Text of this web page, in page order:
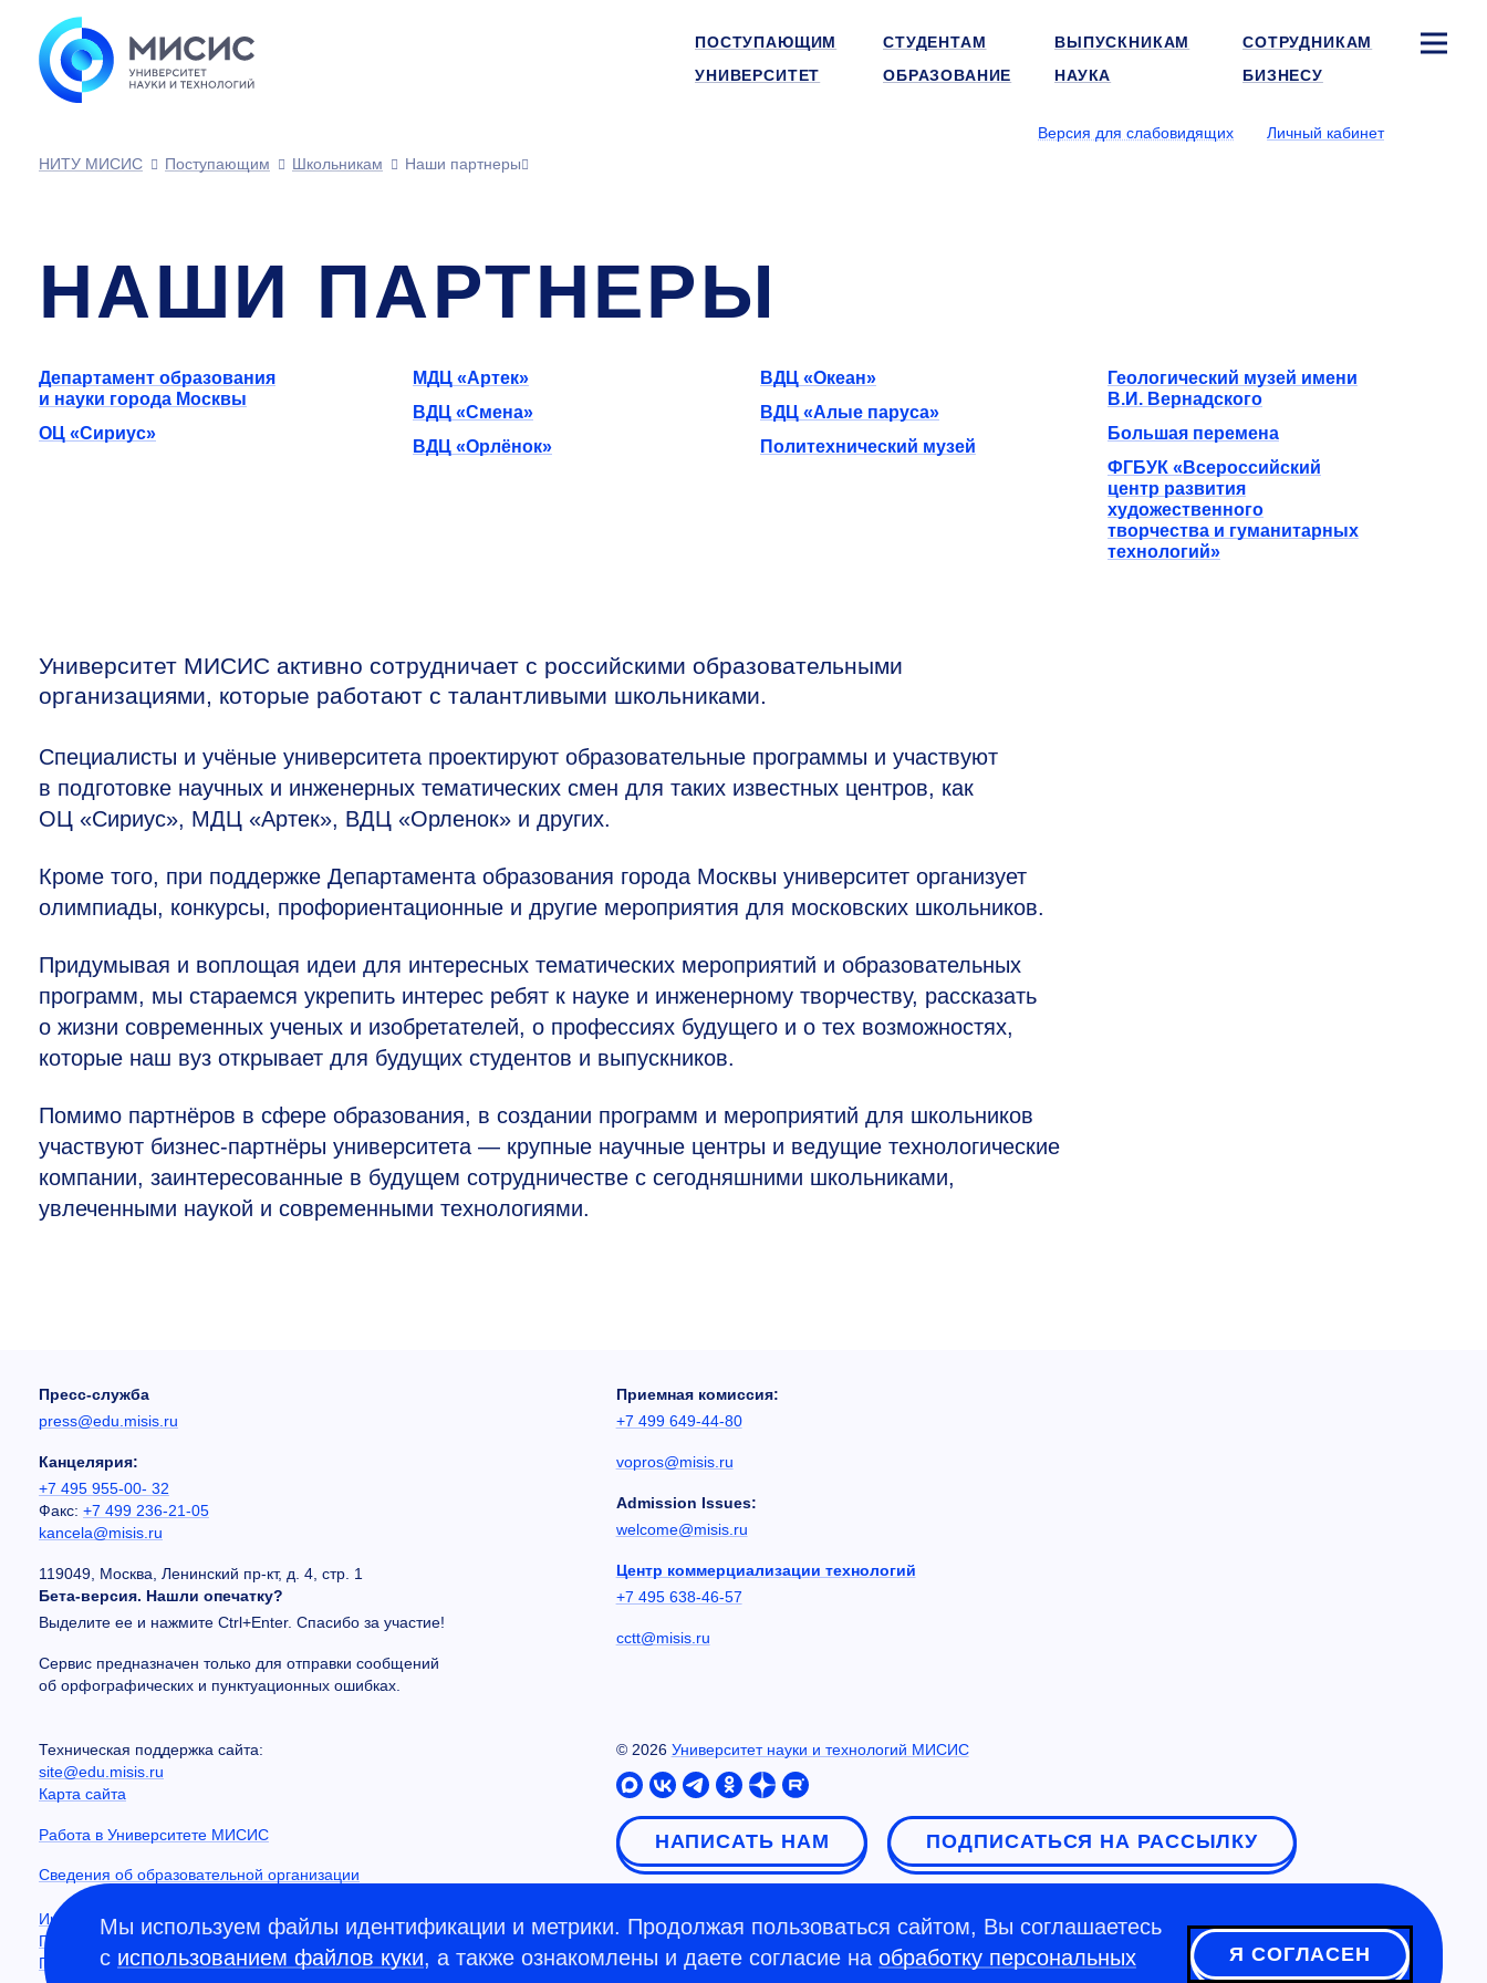
ПОСТУПАЮЩИМ СТУДЕНТАМ ВЫПУСКНИКАМ
СОТРУДНИКАМ
УНИВЕРСИТЕТ
ОБРАЗОВАНИЕ НАУКА БИЗНЕСУ
Версия для слабовидящих
Личный кабинет
НИТУ МИСИС
Поступающим Школьникам Наши партнеры
НАШИ ПАРТНЕРЫ
Департамент образования
и науки города Москвы
ОЦ «Сириус»
МДЦ «Артек»
ВДЦ «Смена»
ВДЦ «Орлёнок»
ВДЦ «Океан»
ВДЦ «Алые паруса»
Политехнический музей
Геологический музей имени
В.И. Вернадского
Большая перемена
ФГБУК «Всероссийский
центр развития
художественного
творчества и гуманитарных
технологий»
Университет МИСИС активно сотрудничает с российскими образовательными
организациями, которые работают с талантливыми школьниками.
Специалисты и учёные университета проектируют образовательные программы и участвуют
в подготовке научных и инженерных тематических смен для таких известных центров, как
ОЦ «Сириус», МДЦ «Артек», ВДЦ «Орленок» и других.
Кроме того, при поддержке Департамента образования города Москвы университет организует
олимпиады, конкурсы, профориентационные и другие мероприятия для московских школьников.
Придумывая и воплощая идеи для интересных тематических мероприятий и образовательных
программ, мы стараемся укрепить интерес ребят к науке и инженерному творчеству, рассказать
о жизни современных ученых и изобретателей, о профессиях будущего и о тех возможностях,
которые наш вуз открывает для будущих студентов и выпускников.
Помимо партнёров в сфере образования, в создании программ и мероприятий для школьников
участвуют бизнес-партнёры университета — крупные научные центры и ведущие технологические
компании, заинтересованные в будущем сотрудничестве с сегодняшними школьниками,
увлеченными наукой и современными технологиями.
Пресс-служба
press@edu.misis.ru
Канцелярия:
+7 495 955-00- 32
Факс: +7 499 236-21-05
kancela@misis.ru
119049, Москва, Ленинский пр-кт, д. 4, стр. 1
Бета-версия. Нашли опечатку?
Выделите ее и нажмите Ctrl+Enter. Спасибо за участие!
Сервис предназначен только для отправки сообщений
об орфографических и пунктуационных ошибках.
Приемная комиссия:
+7 499 649-44-80
vopros@misis.ru
Admission Issues:
welcome@misis.ru
Центр коммерциализации технологий
+7 495 638-46-57
cctt@misis.ru
Техническая поддержка сайта:
site@edu.misis.ru
Карта сайта
Работа в Университете МИСИС
Сведения об образовательной организации
Информация о закупках
Противодействие коррупции
Политика конфиденциальности
© 2026 Университет науки и технологий МИСИС
НАПИСАТЬ НАМ ПОДПИСАТЬСЯ НА РАССЫЛКУ
Мы используем файлы идентификации и метрики. Продолжая пользоваться сайтом, Вы соглашаетесь
с использованием файлов куки, а также ознакомлены и даете согласие на обработку персональных
Я СОГЛАСЕН